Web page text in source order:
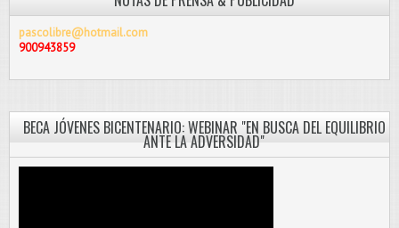
pascolibre@hotmail.com
900943859
BECA JÓVENES BICENTENARIO: WEBINAR "EN BUSCA DEL EQUILIBRIO
ANTE LA ADVERSIDAD"